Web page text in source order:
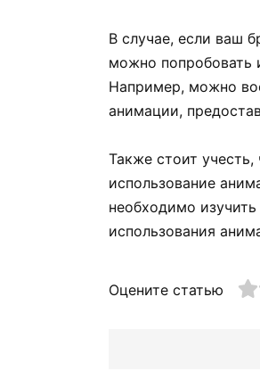
В случае, если ваш
можно попробовать
Например, можно
анимации,
Также стоит
использование
необходимо
использования
Оцените статью